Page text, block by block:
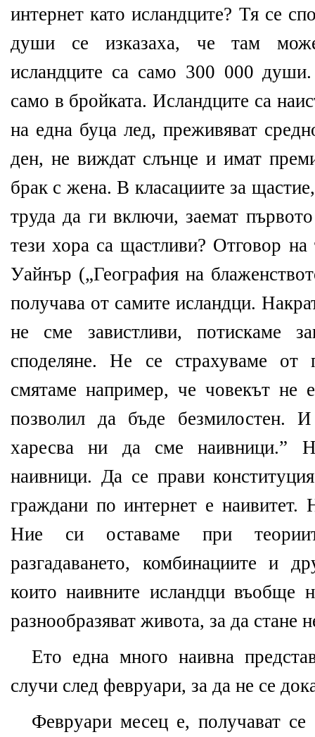
интернет като исландците? Тя се
души се изказаха, че там
исландците са само 300 000
само в бройката. Исландците са
на една буца лед, преживяват
ден, не виждат слънце и имат
брак с жена. В класациите за
труда да ги включи, заемат
тези хора са щастливи? Отговор
Уайнър („География на
получава от самите исландци.
не сме завистливи, потискаме
споделяне. Не се страхуваме от
смятаме например, че човекът не
позволил да бъде безмилостен.
харесва ни да сме наивници.”
наивници. Да се прави
граждани по интернет е наивитет.
Ние си оставаме при
разгадаването, комбинациите и
които наивните исландци
разнообразяват живота, за да стане
Ето една много наивна
случи след февруари, за да не се
Февруари месец е, получават се